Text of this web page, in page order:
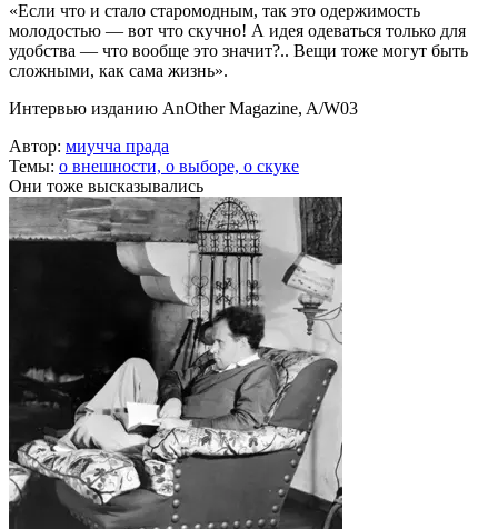
«Если что и стало старомодным, так это одержимость
молодостью — вот что скучно! А идея одеваться только для
удобства — что вообще это значит?.. Вещи тоже могут быть
сложными, как сама жизнь».
Интервью изданию AnOther Magazine, A/W03
Автор: миучча прада
Темы: о внешности, о выборе, о скуке
Они тоже высказывались